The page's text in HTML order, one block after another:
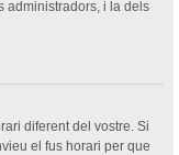
administradors, i la dels
diferent del vostre. Si
el fus horari per que